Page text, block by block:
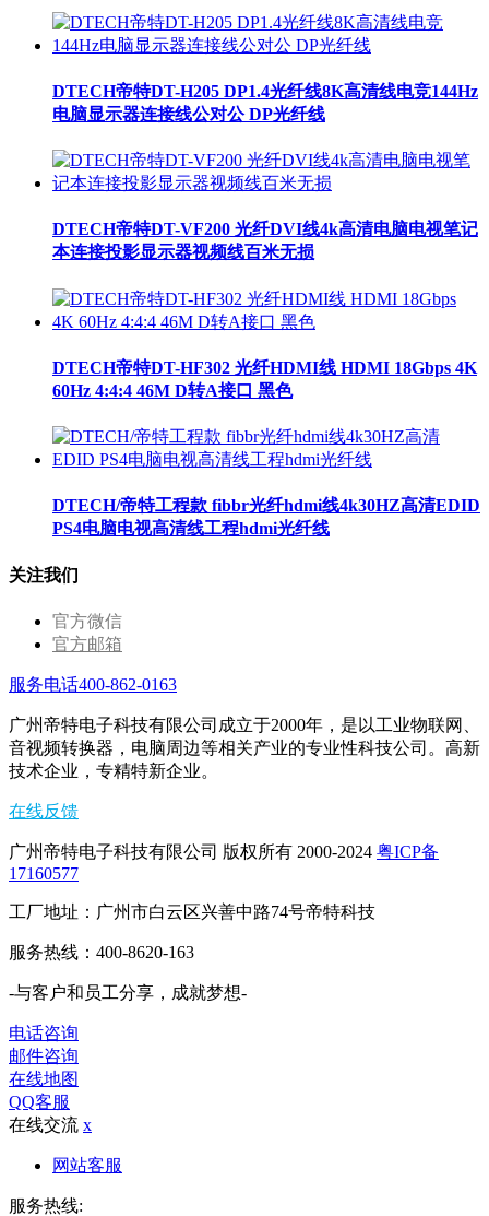
DTECH帝特DT-H205 DP1.4光纤线8K高清线电竞144Hz
电脑显示器连接线公对公 DP光纤线
DTECH帝特DT-VF200 光纤DVI线4k高清电脑电视笔记
本连接投影显示器视频线百米无损
DTECH帝特DT-HF302 光纤HDMI线 HDMI 18Gbps 4K
60Hz 4:4:4 46M D转A接口 黑色
DTECH/帝特工程款 fibbr光纤hdmi线4k30HZ高清EDID
PS4电脑电视高清线工程hdmi光纤线
关注我们
官方微信
官方邮箱
服务电话400-862-0163
广州帝特电子科技有限公司成立于2000年，是以工业物联网、
音视频转换器，电脑周边等相关产业的专业性科技公司。高新
技术企业，专精特新企业。
在线反馈
广州帝特电子科技有限公司 版权所有 2000-2024 粤ICP备
17160577
工厂地址：广州市白云区兴善中路74号帝特科技
服务热线：400-8620-163
-与客户和员工分享，成就梦想-
电话咨询
邮件咨询
在线地图
QQ客服
在线交流 x
网站客服
服务热线: